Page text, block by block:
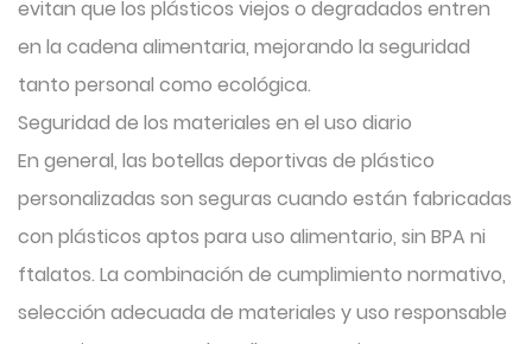
evitan que los plásticos viejos o degradados entren
en la cadena alimentaria, mejorando la seguridad
tanto personal como ecológica.
Seguridad de los materiales en el uso diario
En general, las botellas deportivas de plástico
personalizadas son seguras cuando están fabricadas
con plásticos aptos para uso alimentario, sin BPA ni
ftalatos. La combinación de cumplimiento normativo,
selección adecuada de materiales y uso responsable